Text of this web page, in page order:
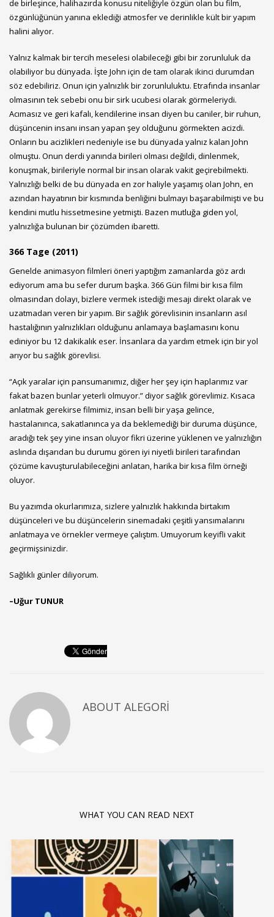
de birleşince, halihazırda konusu niteliğiyle özgün olan bu film,
özgünlüğünün yanına eklediği atmosfer ve derinlikle kült bir yapım
halini alıyor.
Yalnız kalmak bir tercih meselesi olabileceği gibi bir zorunluluk da
olabiliyor bu dünyada. İşte John için de tam olarak ikinci durumdan
söz edebiliriz. Onun için yalnızlık bir zorunluluktu. Etrafında insanlar
olmasının tek sebebi onu bir sirk ucubesi olarak görmeleriydi.
Acımasız ve geri kafalı, kendilerine insan diyen bu caniler, bir ruhun,
düşüncenin insanı insan yapan şey olduğunu görmekten acizdi.
Onların bu acizlikleri nedeniyle ise bu dünyada yalnız kalan John
olmuştu. Onun derdi yanında birileri olması değildi, dinlenmek,
konuşmak, birileriyle normal bir insan olarak vakit geçirebilmekti.
Yalnızlığı belki de bu dünyada en zor haliyle yaşamış olan John, en
azından hayatının bir kısmında benliğini bulmayı başarabilmişti ve bu
kendini mutlu hissetmesine yetmişti. Bazen mutluğa giden yol,
yalnızlığa bulunan bir çözümden ibaretti.
366 Tage (2011)
Genelde animasyon filmleri öneri yaptığım zamanlarda göz ardı
ediyorum ama bu sefer durum başka. 366 Gün filmi bir kısa film
olmasından dolayı, bizlere vermek istediği mesajı direkt olarak ve
uzatmadan veren bir yapım. Bir sağlık görevlisinin insanların asıl
hastalığının yalnızlıkları olduğunu anlamaya başlamasını konu
ediniyor bu 12 dakikalık eser. İnsanlara da yardım etmek için bir yol
arıyor bu sağlık görevlisi.
“Açık yaralar için pansumanımız, diğer her şey için haplarımız var
fakat bazen bunlar yeterli olmuyor.” diyor sağlık görevlimiz. Kısaca
anlatmak gerekirse filmimiz, insan belli bir yaşa gelince,
hastalanınca, sakatlanınca ya da beklemediği bir duruma düşünce,
aradığı tek şey yine insan oluyor fikri üzerine yüklenen ve yalnızlığın
aslında dışarıdan bu durumu gören iyi niyetli birileri tarafından
çözüme kavuşturulabileceğini anlatan, harika bir kısa film örneği
oluyor.
Bu yazımda okurlarımıza, sizlere yalnızlık hakkında birtakım
düşünceleri ve bu düşüncelerin sinemadaki çeşitli yansımalarını
anlatmaya ve örnekler vermeye çalıştım. Umuyorum keyifli vakit
geçirmişsinizdir.
Sağlıklı günler diliyorum.
–Uğur TUNUR
ABOUT ALEGORI
WHAT YOU CAN READ NEXT